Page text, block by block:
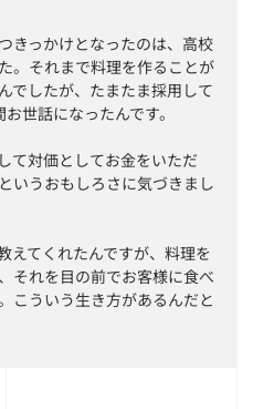
きっかけとなったのは、高校
。それまで料理を作ることが
でしたが、たまたま採用して
世話になったんです。
て対価としてお金をいただ
いうおもしろさに気づきまし
えてくれたんですが、料理を
それを目の前でお客様に食べ
こういう生き方があるんだと